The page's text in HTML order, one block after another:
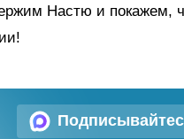
Настю и покажем,